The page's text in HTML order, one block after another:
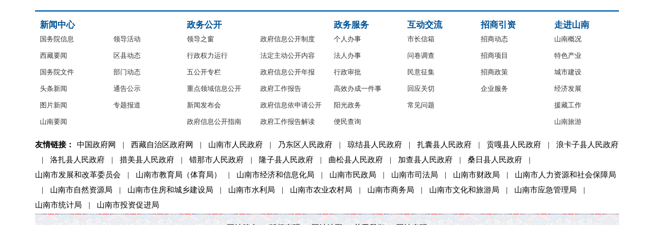
新闻中心
国务院信息
西藏要闻
国务院文件
头条新闻
图片新闻
山南要闻
领导活动
区县动态
部门动态
通告公示
专题报道
政务公开
领导之窗
行政权力运行
五公开专栏
重点领域信息公开
新闻发布会
政府信息公开指南
政府信息公开制度
法定主动公开内容
政府信息公开年报
政府工作报告
政府信息依申请公开
政府工作报告解读
政务服务
个人办事
法人办事
行政审批
高效办成一件事
阳光政务
便民查询
互动交流
市长信箱
问卷调查
民意征集
回应关切
常见问题
招商引资
招商动态
招商项目
招商政策
企业服务
走进山南
山南概况
特色产业
城市建设
经济发展
援藏工作
山南旅游
友情链接： 中国政府网 | 西藏自治区政府网 | 山南市人民政府 | 乃东区人民政府 | 琼结县人民政府 | 扎囊县人民政府 | 贡嘎县人民政府 |
浪卡子县人民政府
|
洛扎县人民政府 | 措美县人民政府 | 错那市人民政府 | 隆子县人民政府 | 曲松县人民政府 | 加查县人民政府 | 桑日县人民政府
|
山南市发展和改革委员会
| 山南市教育局（体育局） | 山南市经济和信息化局 | 山南市民政局 | 山南市司法局 | 山南市财政局 |
山南市人力资源和社会保障局
|
山南市自然资源局 | 山南市住房和城乡建设局 | 山南市水利局 | 山南市农业农村局 | 山南市商务局 | 山南市文化和旅游局 | 山南市应急管理局
|
山南市统计局
| 山南市投资促进局